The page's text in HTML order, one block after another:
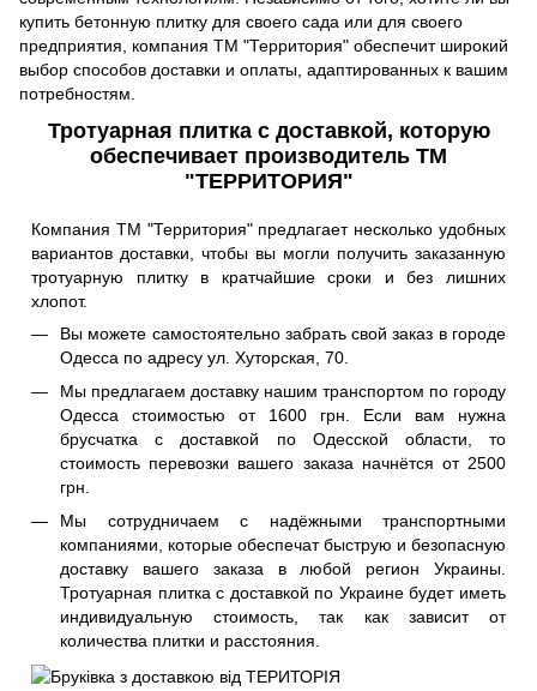
купить бетонную плитку для своего сада или для своего
предприятия, компания ТМ "Территория" обеспечит широкий
выбор способов доставки и оплаты, адаптированных к вашим
потребностям.
Тротуарная плитка с доставкой, которую
обеспечивает производитель ТМ
"ТЕРРИТОРИЯ"
Компания ТМ "Территория" предлагает несколько удобных
вариантов доставки, чтобы вы могли получить заказанную
тротуарную плитку в кратчайшие сроки и без лишних
хлопот.
Вы можете самостоятельно забрать свой заказ в городе
Одесса по адресу ул. Хуторская, 70.
Мы предлагаем доставку нашим транспортом по городу
Одесса стоимостью от 1600 грн. Если вам нужна
брусчатка с доставкой по Одесской области, то
стоимость перевозки вашего заказа начнётся от 2500
грн.
Мы сотрудничаем с надёжными транспортными
компаниями, которые обеспечат быструю и безопасную
доставку вашего заказа в любой регион Украины.
Тротуарная плитка с доставкой по Украине будет иметь
индивидуальную стоимость, так как зависит от
количества плитки и расстояния.